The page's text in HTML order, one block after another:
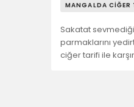
MANGALDA CIĞER
Sakatat
parmaklarını
ciğer tarifi ile